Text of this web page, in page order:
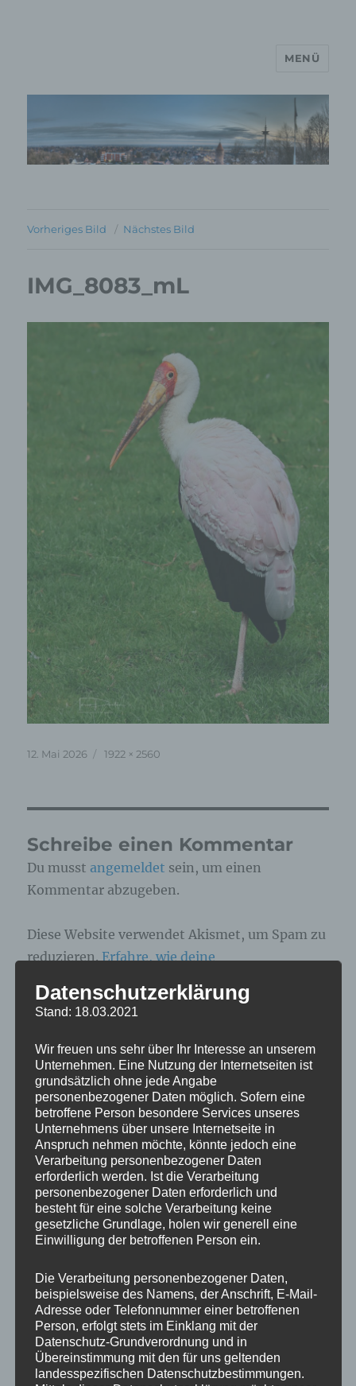
MP Mario Porten Beratung
Training Coaching
MENÜ
Vorheriges Bild Nächstes Bild
IMG_8083_mL
Veröffentlicht
12. Mai 2026 Originalgröße
1922 × 2560
Schreibe einen Kommentar
Du musst angemeldet sein, um einen
Kommentar abzugeben.
Diese Website verwendet Akismet, um Spam zu
reduzieren.Erfahre, wie deine
Beitragsnavigation
VERÖFFENTLICHT IN
IMG_8083_mL
Datenschutzerklärung
Stand: 18.03.2021
Wir freuen uns sehr über Ihr Interesse an unserem
Unternehmen. Eine Nutzung der Internetseiten ist
grundsätzlich ohne jede Angabe
personenbezogener Daten möglich. Sofern eine
betroffene Person besondere Services unseres
Unternehmens über unsere Internetseite in
Anspruch nehmen möchte, könnte jedoch eine
Verarbeitung personenbezogener Daten
erforderlich werden. Ist die Verarbeitung
personenbezogener Daten erforderlich und
besteht für eine solche Verarbeitung keine
gesetzliche Grundlage, holen wir generell eine
Einwilligung der betroffenen Person ein.
Die Verarbeitung personenbezogener Daten,
beispielsweise des Namens, der Anschrift, E-Mail-
Adresse oder Telefonnummer einer betroffenen
Person, erfolgt stets im Einklang mit der
Datenschutz-Grundverordnung und in
Übereinstimmung mit den für uns geltenden
landesspezifischen Datenschutzbestimmungen.